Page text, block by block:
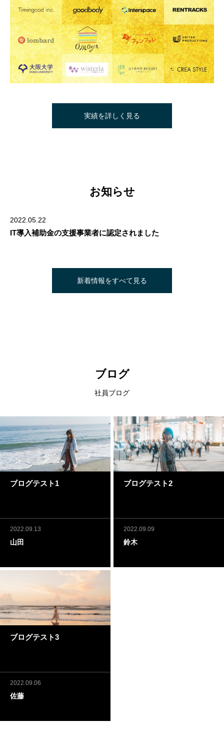
実績を詳しく見る
お知らせ
2022.05.22
IT導入補助金の支援事業者に認定されました
新着情報をすべて見る
ブログ
社員ブログ
ブログテスト1
2022.09.13
山田
ブログテスト2
2022.09.09
鈴木
ブログテスト3
2022.09.06
佐藤